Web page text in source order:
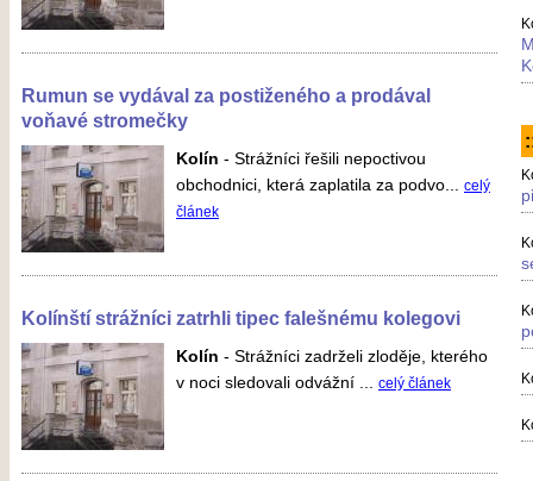
Rumun se vydával za postiženého a prodával
voňavé stromečky
Kolín - Strážníci řešili nepoctivou
obchodnici, která zaplatila za podvo... celý
článek
Kolínští strážníci zatrhli tipec falešnému kolegovi
Kolín - Strážníci zadrželi zloděje, kterého
v noci sledovali odvážní ... celý článek